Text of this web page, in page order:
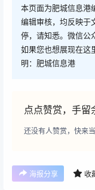
本页面为肥城信息港
编辑审核，均反映于
停，请知悉。微信公
如果您也想展现在这
明：肥城信息港
点点赞赏，手留
还没有人赞赏，快来
海报分享 收